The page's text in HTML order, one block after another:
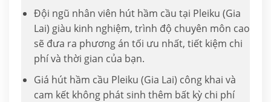
Đội ngũ nhân viên hút hầm cầu tại Pleiku (Gia
Lai) giàu kinh nghiệm, trình độ chuyên môn cao
sẽ đưa ra phương án tối ưu nhất, tiết kiệm chi
phí và thời gian của bạn.
Giá hút hầm cầu Pleiku (Gia Lai) công khai và
cam kết không phát sinh thêm bất kỳ chi phí